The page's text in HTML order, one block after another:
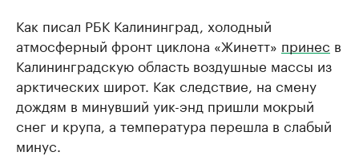
Как писал РБК Калининград, холодный
атмосферный фронт циклона «Жинетт» принес в
Калининградскую область воздушные массы из
арктических широт. Как следствие, на смену
дождям в минувший уик-энд пришли мокрый
снег и крупа, а температура перешла в слабый
минус.